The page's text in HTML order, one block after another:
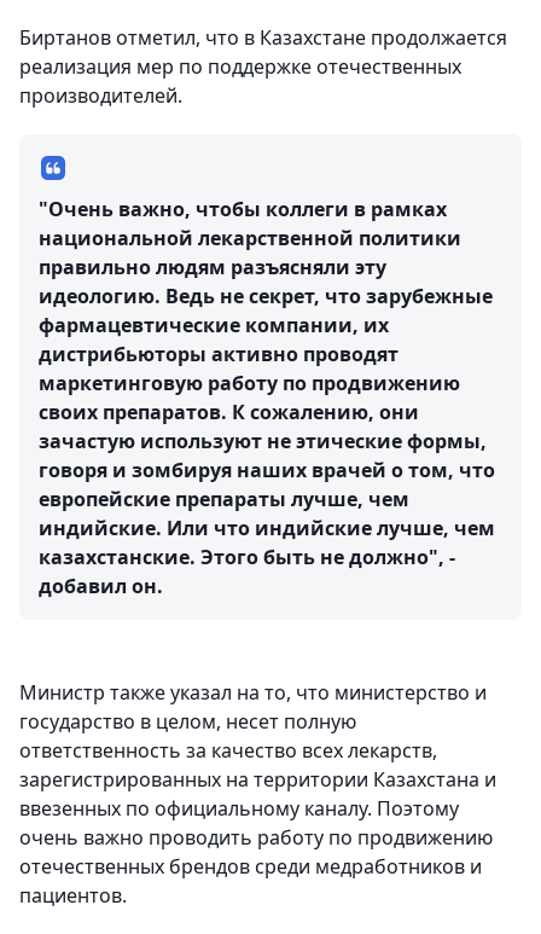
Биртанов отметил, что в Казахстане продолжается
реализация мер по поддержке отечественных
производителей.
"Очень важно, чтобы коллеги в рамках
национальной лекарственной политики
правильно людям разъясняли эту
идеологию. Ведь не секрет, что зарубежные
фармацевтические компании, их
дистрибьюторы активно проводят
маркетинговую работу по продвижению
своих препаратов. К сожалению, они
зачастую используют не этические формы,
говоря и зомбируя наших врачей о том, что
европейские препараты лучше, чем
индийские. Или что индийские лучше, чем
казахстанские. Этого быть не должно", -
добавил он.
Министр также указал на то, что министерство и
государство в целом, несет полную
ответственность за качество всех лекарств,
зарегистрированных на территории Казахстана и
ввезенных по официальному каналу. Поэтому
очень важно проводить работу по продвижению
отечественных брендов среди медработников и
пациентов.